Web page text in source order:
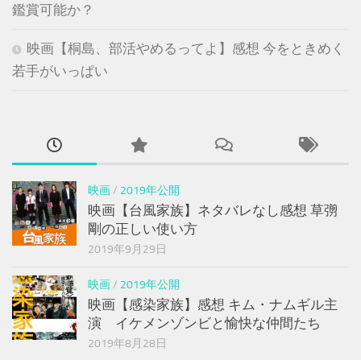
鑑賞可能か？
映画【桐島、部活やめるってよ】感想 今をときめく
若手がいっぱい
映画/ 2019年公開
映画【台風家族】ネタバレなし感想 草彅
剛の正しい使い方
2019年9月29日
映画/ 2019年公開
映画【感染家族】感想 キム・ナムギル主
演 イケメンゾンビと愉快な仲間たち
2019年8月28日